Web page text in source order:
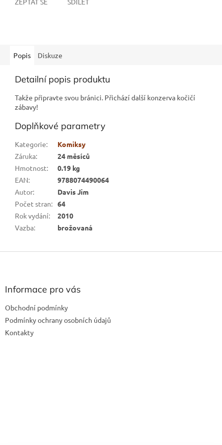
Popis Diskuze
Detailní popis produktu
Takže připravte svou bránici. Přichází další konzerva kočičí
zábavy!
Doplňkové parametry
Kategorie:
Komiksy
Záruka:
24 měsíců
Hmotnost:
0.19 kg
EAN:
9788074490064
Autor:
Davis Jim
Počet stran: 64
Rok vydání:
2010
Vazba: brožovaná
Z
Informace pro vás
Obchodní podmínky
Podmínky ochrany osobních údajů
Kontakty